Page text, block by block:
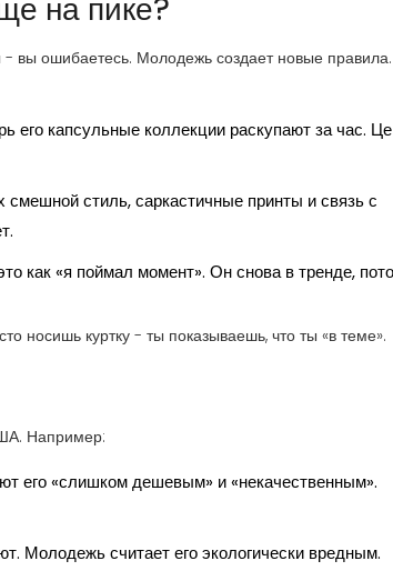
на пике?
вы ошибаетесь. Молодежь создает новые
его капсульные коллекции раскупают за час.
стиль, саркастичные принты и связь с
как «я поймал момент». Он снова в тренде,
носишь куртку - ты показываешь, что ты «в теме».
Например:
его «слишком дешевым» и «некачественным».
Молодежь считает его экологически вредным.